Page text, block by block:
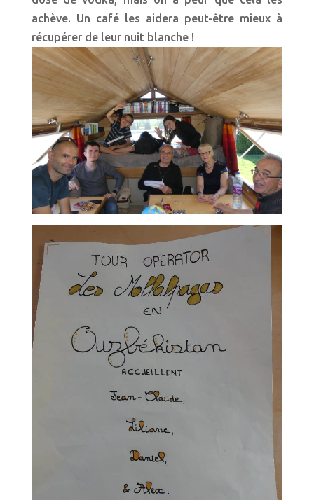
achève. Un café les aidera peut-être mieux à
récupérer de leur nuit blanche !